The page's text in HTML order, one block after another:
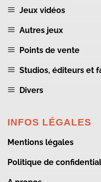
Jeux vidéos
Autres jeux
Points de vente
Studios, éditeurs et
Divers
INFOS LÉGALES
Mentions légales
Politique de